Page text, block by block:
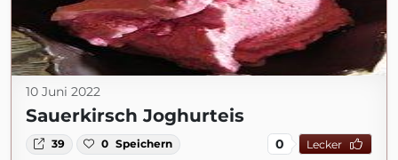
10 Juni 2022
Sauerkirsch Joghurteis
39 0 Speichern 0 Lecker